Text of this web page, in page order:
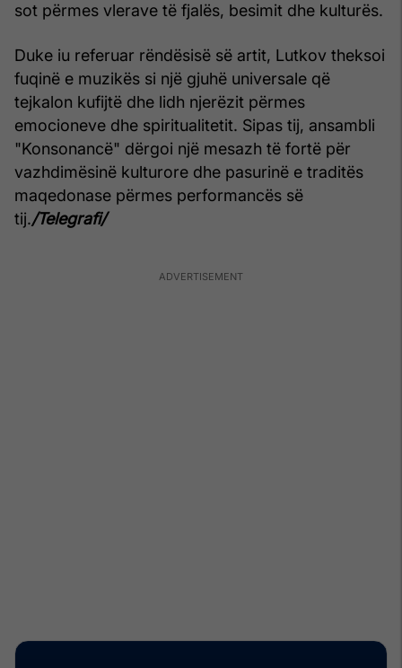
sot përmes vlerave të fjalës, besimit dhe kulturës.
Duke iu referuar rëndësisë së artit, Lutkov theksoi
fuqinë e muzikës si një gjuhë universale që
tejkalon kufijtë dhe lidh njerëzit përmes
emocioneve dhe spiritualitetit. Sipas tij, ansambli
"Konsonancë" dërgoi një mesazh të fortë për
vazhdimësinë kulturore dhe pasurinë e traditës
maqedonase përmes performancës së
tij./Telegrafi/